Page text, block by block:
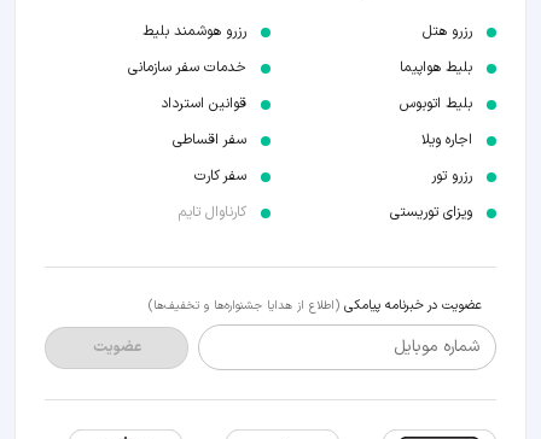
رزرو هتل
بلیط هواپیما
بلیط اتوبوس
اجاره ویلا
رزرو تور
ویزای توریستی
رزرو هوشمند بلیط
خدمات سفر سازمانی
قوانین استرداد
سفر اقساطی
سفر کارت
کارناوال تایم
عضویت در خبرنامه پیامکی (اطلاع از هدایا جشنواره‌ها و تخفیف‌ها)
شماره موبایل عضویت